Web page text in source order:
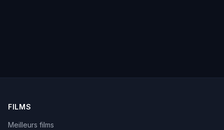
FILMS
Meilleurs films